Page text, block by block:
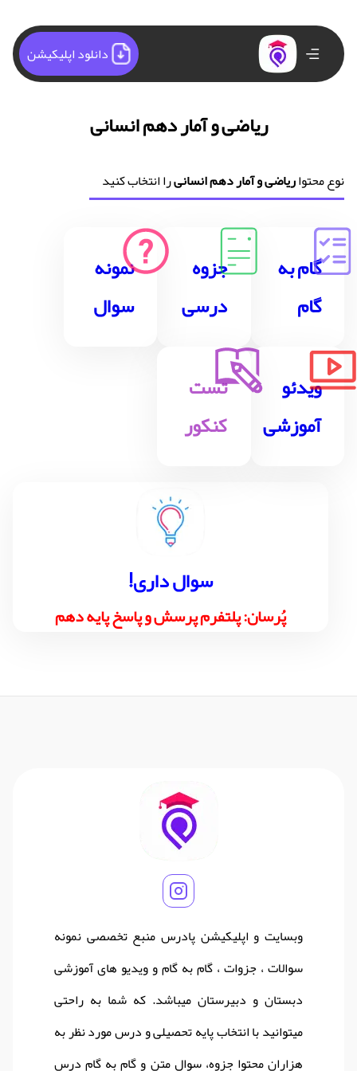
دانلود اپلیکیشن
ریاضی و آمار دهم انسانی
نوع محتواریاضی و آمار دهم انسانیرا انتخاب کنید
گام به
گام
جزوه
درسی
نمونه
سوال
ویدئو
آموزشی
تست
کنکور
!سوال داری
پُرسان: پلتفرم پرسش و پاسخ پایه دهم
وبسایت و اپلیکیشن پادرس منبع تخصصی نمونه
سوالات ، جزوات ، گام به گام و ویدیو های آموزشی
دبستان و دبیرستان میباشد. که شما به راحتی
میتوانید با انتخاب پایه تحصیلی و درس مورد نظر به
هزاران محتوا جزوه، سوال متن و گام به گام درس